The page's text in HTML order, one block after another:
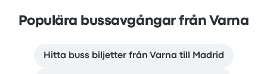
Populära bussavgångar från Varna
Hitta buss biljetter från Varna till Madrid